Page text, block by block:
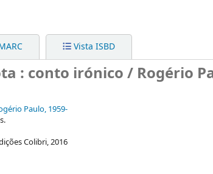
Vista ISBD
: conto irónico / Rogério
Paulo, 1959-
Colibri, 2016